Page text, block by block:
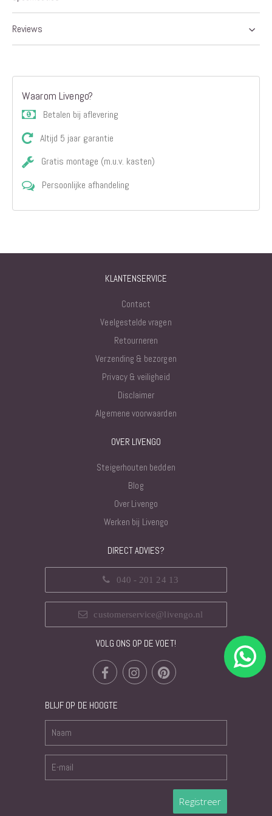
gallerij
Reviews
Waarom Livengo?
Betalen bij aflevering
Altijd 5 jaar garantie
Gratis montage (m.u.v. kasten)
Persoonlijke afhandeling
KLANTENSERVICE
Contact
Veelgestelde vragen
Retourneren
Verzending & bezorgen
Privacy & veiligheid
Disclaimer
Algemene voorwaarden
OVER LIVENGO
Steigerhouten bedden
Blog
Over Livengo
Werken bij Livengo
DIRECT ADVIES?
040 - 201 24 13
customerservice@livengo.nl
VOLG ONS OP DE VOET!
BLIJF OP DE HOOGTE
Registreer